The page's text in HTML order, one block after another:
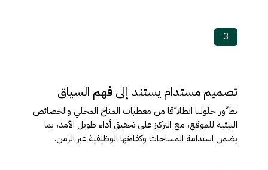
3
تصمیم مستدام یستند إلى فھم السیاق
نط ّور حلولنا انطلا ًقا من معطیات المناخ المحلي والخصائص
البیئیة للموقع، مع التركیز على تحقیق أداء طویل الأمد، بما
یضمن استدامة المساحات وكفاءتھا الوظیفیة عبر الزمن.